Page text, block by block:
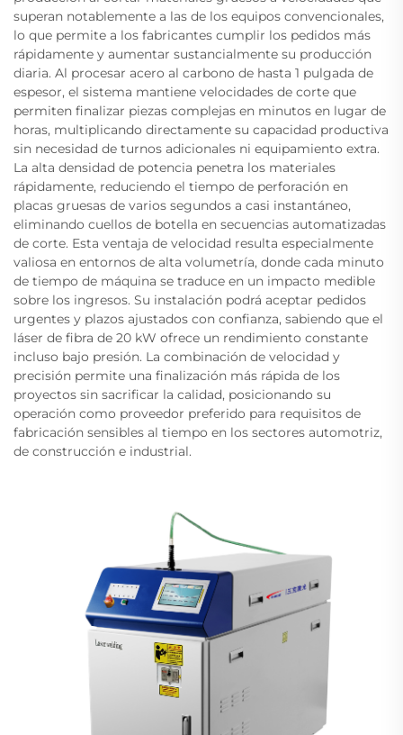
superan notablemente a las de los equipos convencionales,
lo que permite a los fabricantes cumplir los pedidos más
rápidamente y aumentar sustancialmente su producción
diaria. Al procesar acero al carbono de hasta 1 pulgada de
espesor, el sistema mantiene velocidades de corte que
permiten finalizar piezas complejas en minutos en lugar de
horas, multiplicando directamente su capacidad productiva
sin necesidad de turnos adicionales ni equipamiento extra.
La alta densidad de potencia penetra los materiales
rápidamente, reduciendo el tiempo de perforación en
placas gruesas de varios segundos a casi instantáneo,
eliminando cuellos de botella en secuencias automatizadas
de corte. Esta ventaja de velocidad resulta especialmente
valiosa en entornos de alta volumetría, donde cada minuto
de tiempo de máquina se traduce en un impacto medible
sobre los ingresos. Su instalación podrá aceptar pedidos
urgentes y plazos ajustados con confianza, sabiendo que el
láser de fibra de 20 kW ofrece un rendimiento constante
incluso bajo presión. La combinación de velocidad y
precisión permite una finalización más rápida de los
proyectos sin sacrificar la calidad, posicionando su
operación como proveedor preferido para requisitos de
fabricación sensibles al tiempo en los sectores automotriz,
de construcción e industrial.